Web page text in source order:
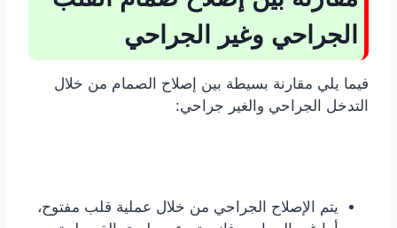
الجراحي وغير الجراحي
فيما يلي مقارنة بسيطة بين إصلاح الصمام من خلال
التدخل الجراحي والغير جراحي:
يتم الإصلاح الجراحي من خلال عملية قلب مفتوح،